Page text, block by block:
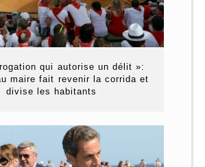
qui autorise un délit »:
maire fait revenir la corrida et
divise les habitants